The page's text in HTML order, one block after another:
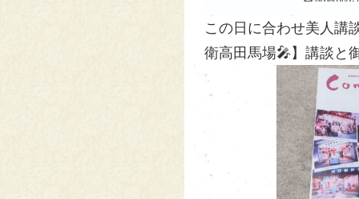
この日に合わせ美人講
衛高田馬場🎤】講談と